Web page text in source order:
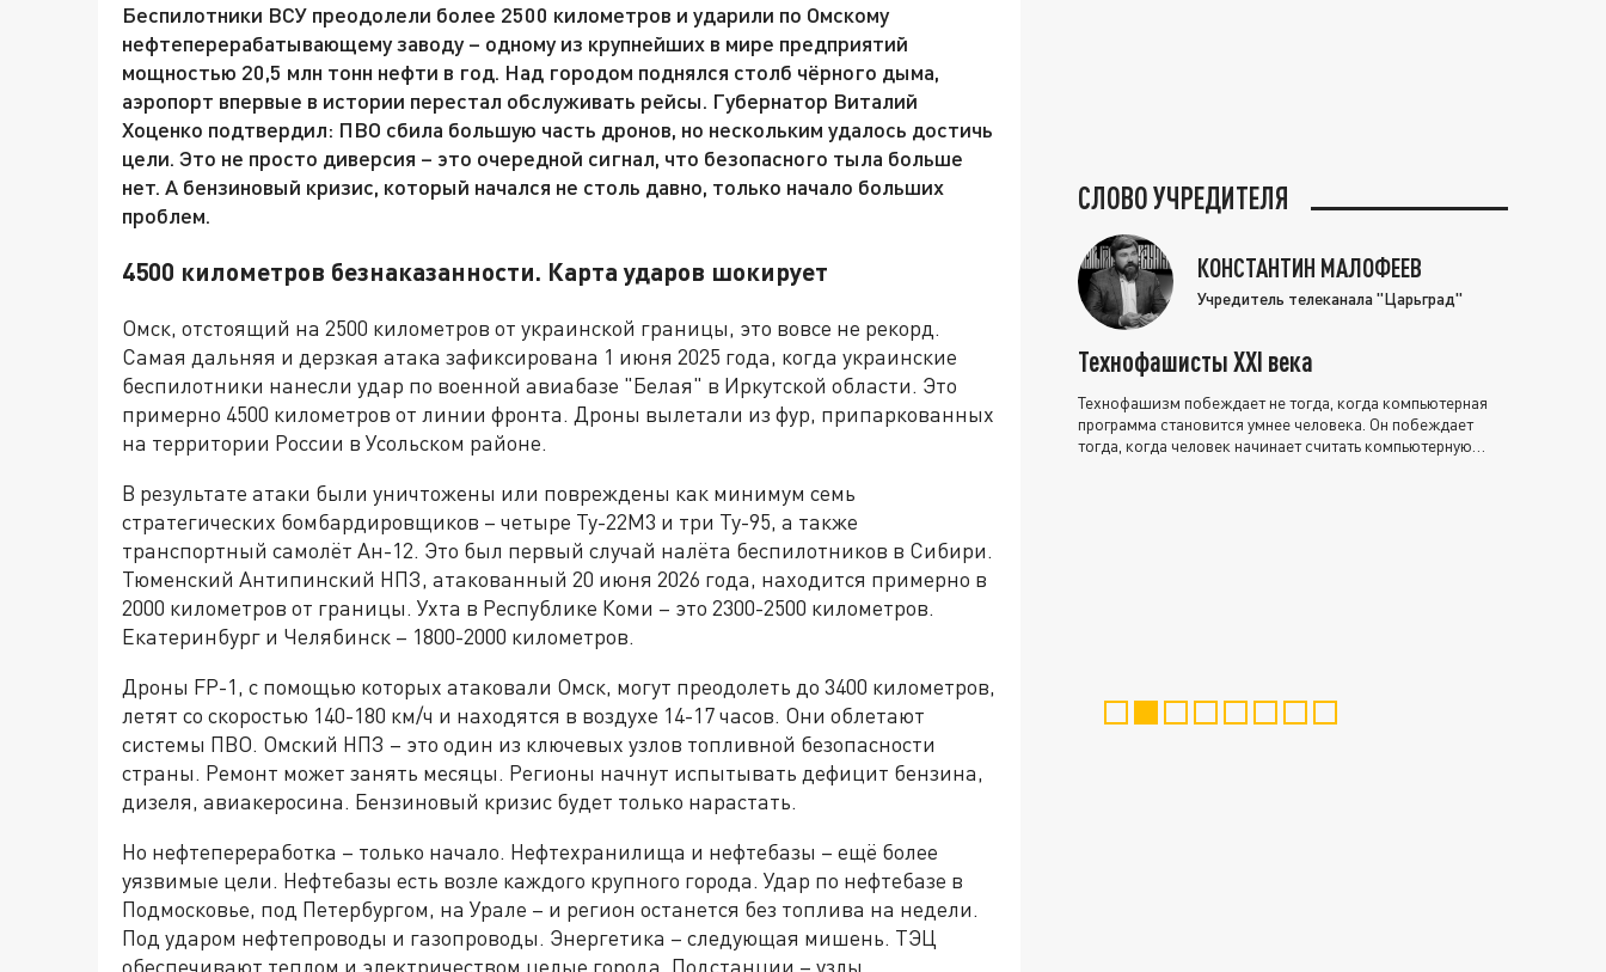
Беспилотники ВСУ преодолели более 2500 километров и ударили по Омскому
нефтеперерабатывающему заводу – одному из крупнейших в мире предприятий
мощностью 20,5 млн тонн нефти в год. Над городом поднялся столб чёрного дыма,
аэропорт впервые в истории перестал обслуживать рейсы. Губернатор Виталий
Хоценко подтвердил: ПВО сбила большую часть дронов, но нескольким удалось достичь
цели. Это не просто диверсия – это очередной сигнал, что безопасного тыла больше
нет. А бензиновый кризис, который начался не столь давно, только начало больших
проблем.
4500 километров безнаказанности. Карта ударов шокирует
Омск, отстоящий на 2500 километров от украинской границы, это вовсе не рекорд.
Самая дальняя и дерзкая атака зафиксирована 1 июня 2025 года, когда украинские
беспилотники нанесли удар по военной авиабазе "Белая" в Иркутской области. Это
примерно 4500 километров от линии фронта. Дроны вылетали из фур, припаркованных
на территории России в Усольском районе.
В результате атаки были уничтожены или повреждены как минимум семь
стратегических бомбардировщиков – четыре Ту-22М3 и три Ту-95, а также
транспортный самолёт Ан-12. Это был первый случай налёта беспилотников в Сибири.
Тюменский Антипинский НПЗ, атакованный 20 июня 2026 года, находится примерно в
2000 километров от границы. Ухта в Республике Коми – это 2300-2500 километров.
Екатеринбург и Челябинск – 1800-2000 километров.
Дроны FP-1, с помощью которых атаковали Омск, могут преодолеть до 3400 километров,
летят со скоростью 140-180 км/ч и находятся в воздухе 14-17 часов. Они облетают
системы ПВО. Омский НПЗ – это один из ключевых узлов топливной безопасности
страны. Ремонт может занять месяцы. Регионы начнут испытывать дефицит бензина,
дизеля, авиакеросина. Бензиновый кризис будет только нарастать.
Но нефтепереработка – только начало. Нефтехранилища и нефтебазы – ещё более
уязвимые цели. Нефтебазы есть возле каждого крупного города. Удар по нефтебазе в
Подмосковье, под Петербургом, на Урале – и регион останется без топлива на недели.
Под ударом нефтепроводы и газопроводы. Энергетика – следующая мишень. ТЭЦ
обеспечивают теплом и электричеством целые города. Подстанции – узлы
СЛОВО УЧРЕДИТЕЛЯ
КОНСТАНТИН МАЛОФЕЕВ
Учредитель телеканала "Царьград"
Технофашисты XXI века
Технофашизм побеждает не тогда, когда компьютерная
программа становится умнее человека. Он побеждает
тогда, когда человек начинает считать компьютерную